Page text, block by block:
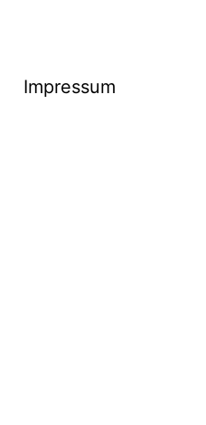
Impressum